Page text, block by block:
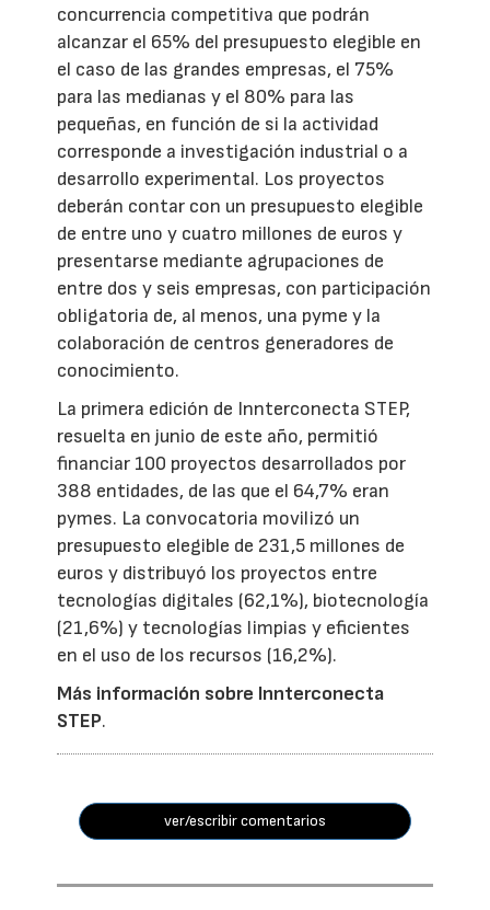
concurrencia competitiva que podrán
alcanzar el 65% del presupuesto elegible en
el caso de las grandes empresas, el 75%
para las medianas y el 80% para las
pequeñas, en función de si la actividad
corresponde a investigación industrial o a
desarrollo experimental. Los proyectos
deberán contar con un presupuesto elegible
de entre uno y cuatro millones de euros y
presentarse mediante agrupaciones de
entre dos y seis empresas, con participación
obligatoria de, al menos, una pyme y la
colaboración de centros generadores de
conocimiento.
La primera edición de Innterconecta STEP,
resuelta en junio de este año, permitió
financiar 100 proyectos desarrollados por
388 entidades, de las que el 64,7% eran
pymes. La convocatoria movilizó un
presupuesto elegible de 231,5 millones de
euros y distribuyó los proyectos entre
tecnologías digitales (62,1%), biotecnología
(21,6%) y tecnologías limpias y eficientes
en el uso de los recursos (16,2%).
Más información sobre Innterconecta
STEP.
ver/escribir comentarios